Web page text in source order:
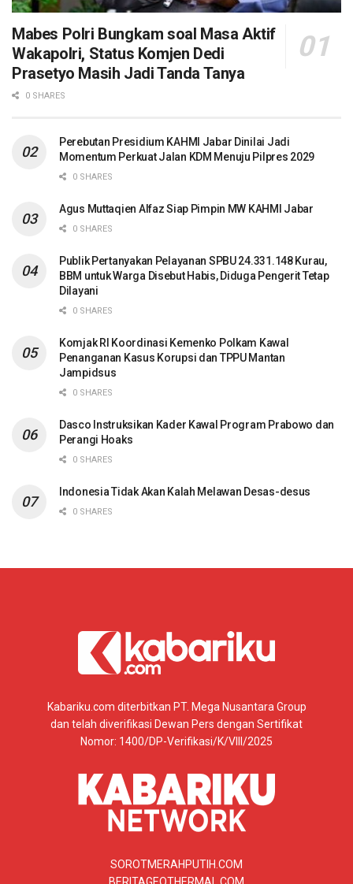
Mabes Polri Bungkam soal Masa Aktif
Wakapolri, Status Komjen Dedi
Prasetyo Masih Jadi Tanda Tanya
0 SHARES
Perebutan Presidium KAHMI Jabar Dinilai Jadi
Momentum Perkuat Jalan KDM Menuju Pilpres 2029
0 SHARES
Agus Muttaqien Alfaz Siap Pimpin MW KAHMI Jabar
0 SHARES
Publik Pertanyakan Pelayanan SPBU 24.331.148 Kurau,
BBM untuk Warga Disebut Habis, Diduga Pengerit Tetap
Dilayani
0 SHARES
Komjak RI Koordinasi Kemenko Polkam Kawal
Penanganan Kasus Korupsi dan TPPU Mantan
Jampidsus
0 SHARES
Dasco Instruksikan Kader Kawal Program Prabowo dan
Perangi Hoaks
0 SHARES
Indonesia Tidak Akan Kalah Melawan Desas-desus
0 SHARES
Kabariku.com diterbitkan PT. Mega Nusantara Group
dan telah diverifikasi Dewan Pers dengan Sertifikat
Nomor: 1400/DP-Verifikasi/K/VIII/2025
SOROTMERAHPUTIH.COM